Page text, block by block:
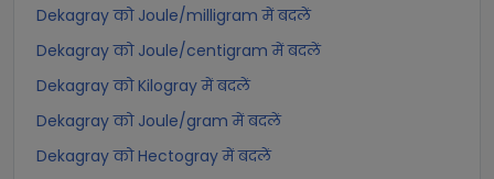
Dekagray को Joule/milligram में बदलें
Dekagray को Joule/centigram में बदलें
Dekagray को Kilogray में बदलें
Dekagray को Joule/gram में बदलें
Dekagray को Hectogray में बदलें